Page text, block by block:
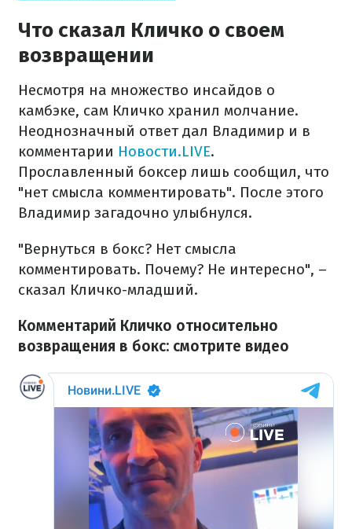
Что сказал Кличко о своем
возвращении
Несмотря на множество инсайдов о
камбэке, сам Кличко хранил молчание.
Неоднозначный ответ дал Владимир и в
комментарии Новости.LIVE.
Прославленный боксер лишь сообщил, что
"нет смысла комментировать". После этого
Владимир загадочно улыбнулся.
"Вернуться в бокс? Нет смысла
комментировать. Почему? Не интересно", –
сказал Кличко-младший.
Комментарий Кличко относительно
возвращения в бокс: смотрите видео